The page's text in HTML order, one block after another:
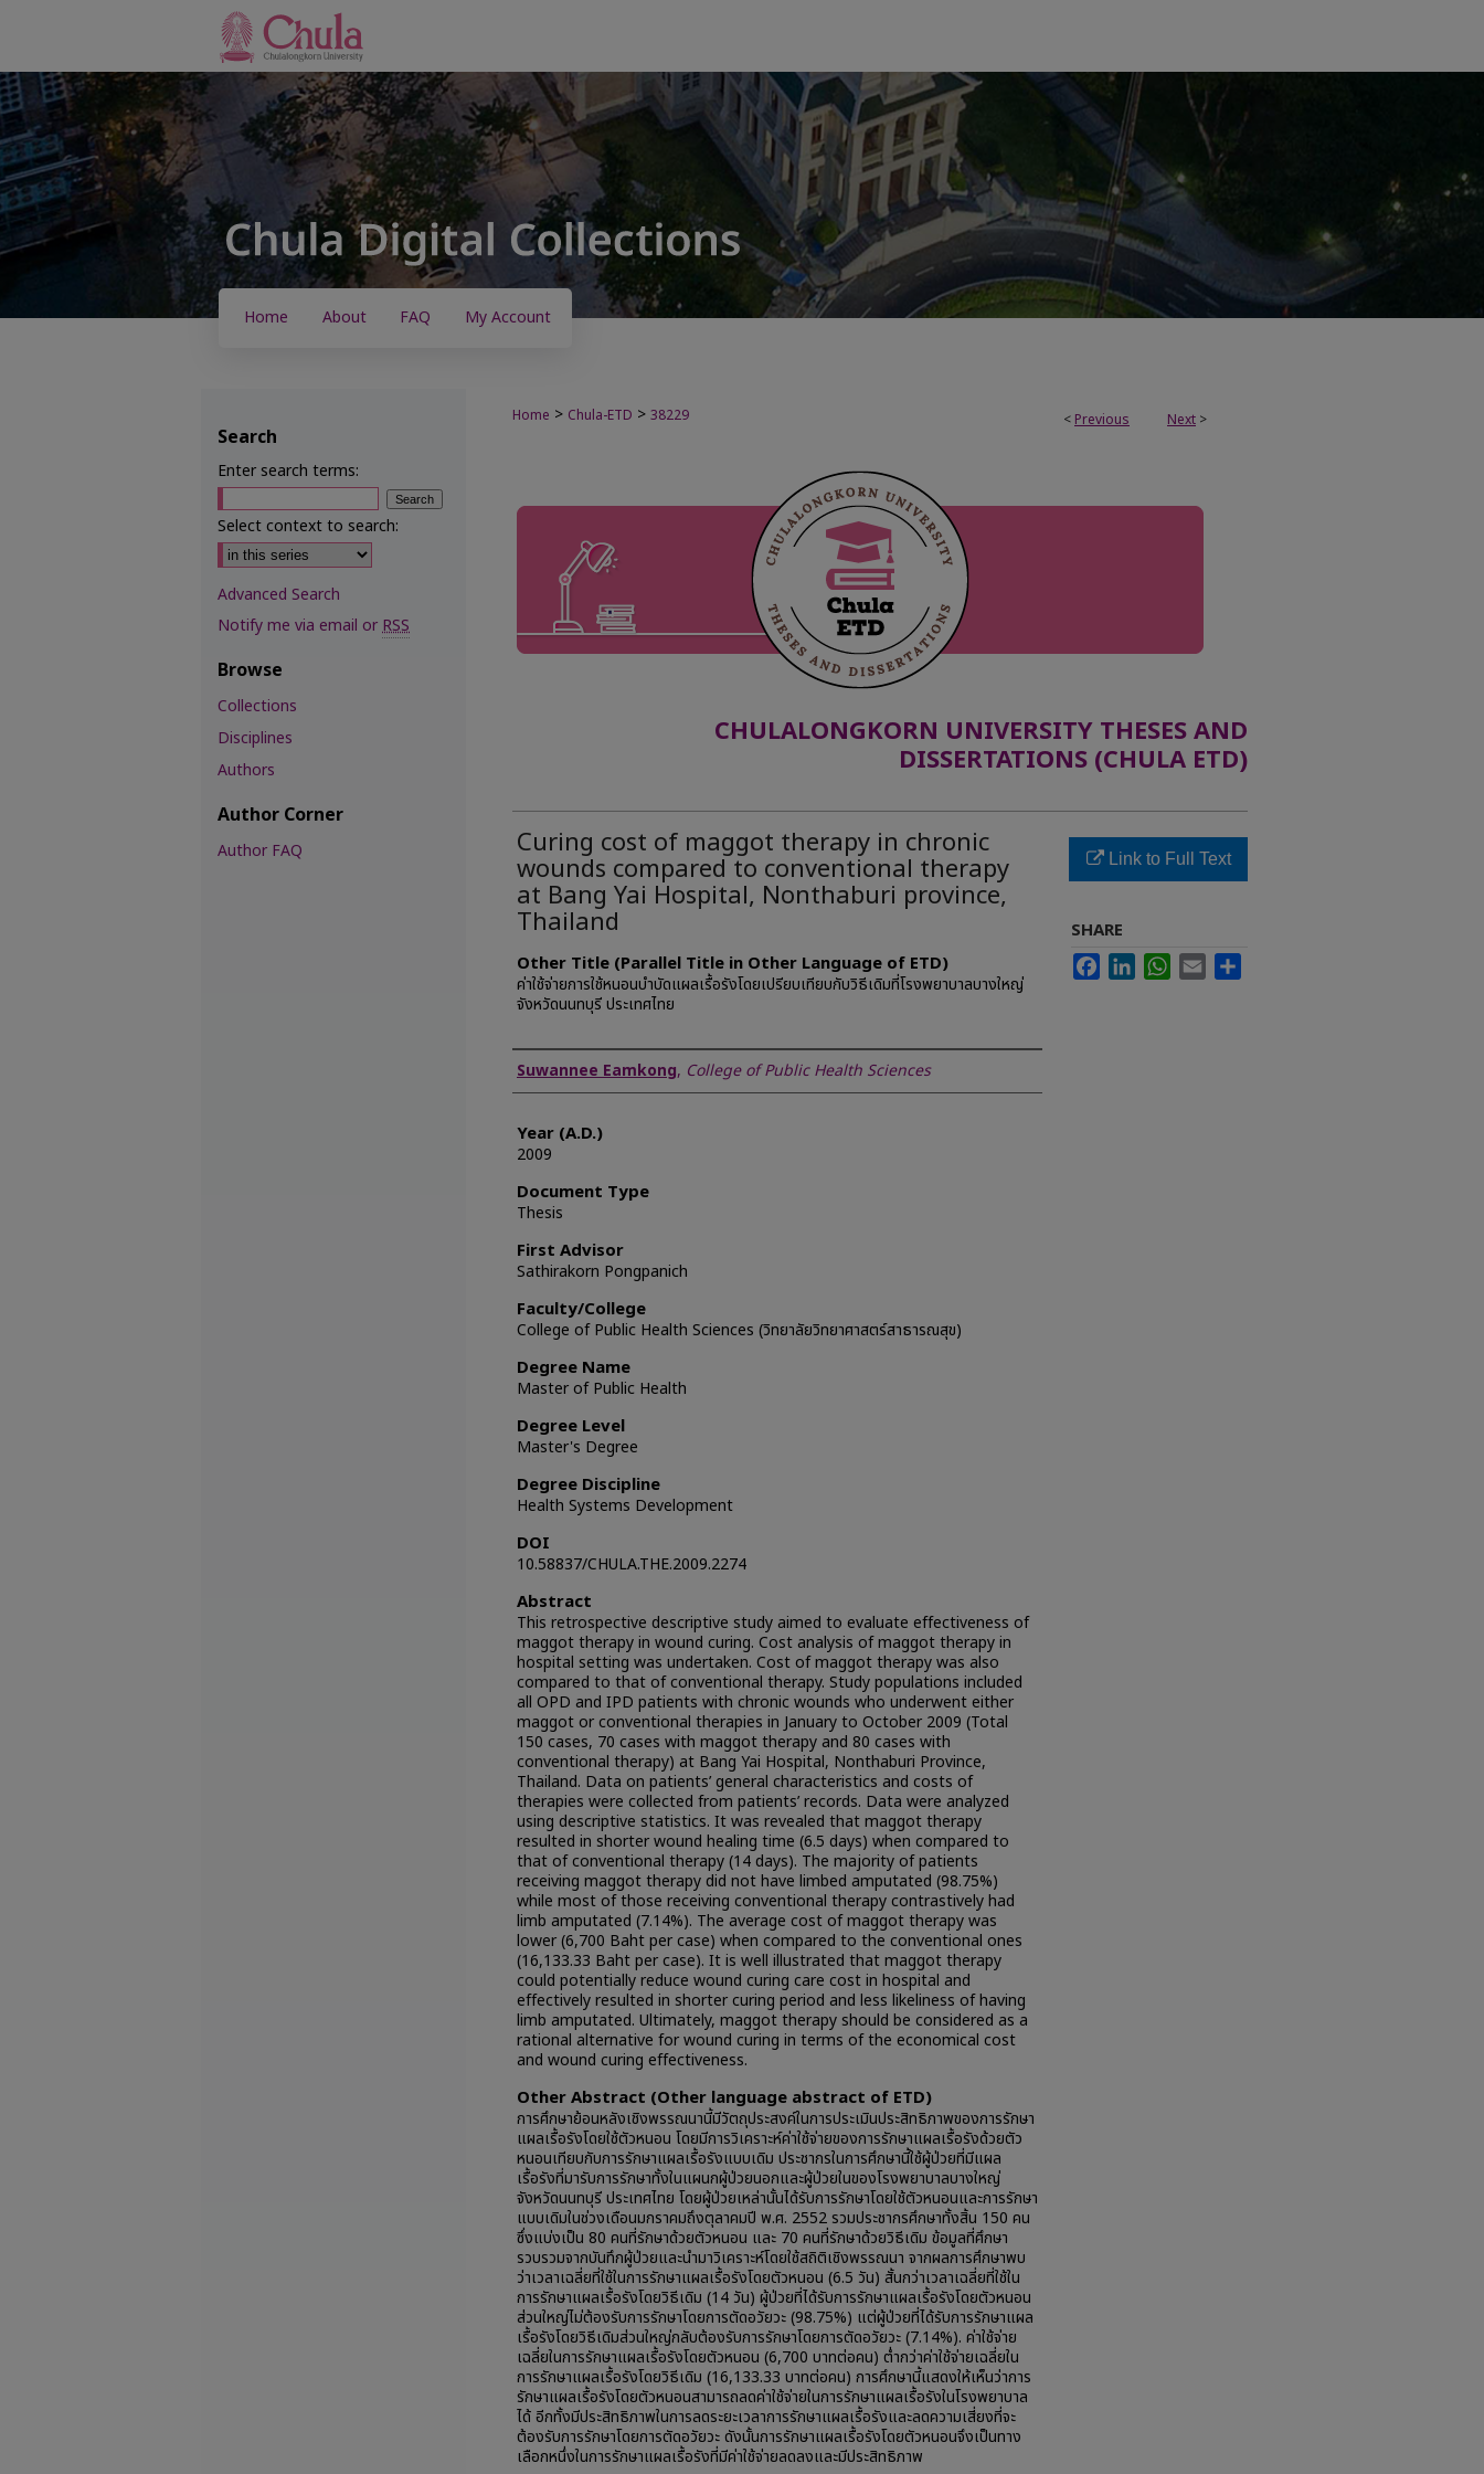
Home About FAQ My Account
< Previous Next >
Home > Chula-ETD > 38229
CHULALONGKORN UNIVERSITY THESES AND
DISSERTATIONS (CHULA ETD)
Curing cost of maggot therapy in chronic
wounds compared to conventional therapy
at Bang Yai Hospital, Nonthaburi province,
Thailand
Other Title (Parallel Title in Other Language of ETD)
ค่าใช้จ่ายการใช้หนอนบำบัดแผลเรื้อรังโดยเปรียบเทียบกับวิธีเดิมที่โรงพยาบาลบางใหญ่
จังหวัดนนทบุรี ประเทศไทย
Author
Suwannee Eamkong, College of Public Health Sciences
Year (A.D.)
2009
Document Type
Thesis
First Advisor
Sathirakorn Pongpanich
Faculty/College
College of Public Health Sciences (วิทยาลัยวิทยาศาสตร์สาธารณสุข)
Degree Name
Master of Public Health
Degree Level
Master's Degree
Degree Discipline
Health Systems Development
DOI
10.58837/CHULA.THE.2009.2274
Abstract
This retrospective descriptive study aimed to evaluate effectiveness of
maggot therapy in wound curing. Cost analysis of maggot therapy in
hospital setting was undertaken. Cost of maggot therapy was also
compared to that of conventional therapy. Study populations included
all OPD and IPD patients with chronic wounds who underwent either
maggot or conventional therapies in January to October 2009 (Total
150 cases, 70 cases with maggot therapy and 80 cases with
conventional therapy) at Bang Yai Hospital, Nonthaburi Province,
Thailand. Data on patients’ general characteristics and costs of
therapies were collected from patients’ records. Data were analyzed
using descriptive statistics. It was revealed that maggot therapy
resulted in shorter wound healing time (6.5 days) when compared to
that of conventional therapy (14 days). The majority of patients
receiving maggot therapy did not have limbed amputated (98.75%)
while most of those receiving conventional therapy contrastively had
limb amputated (7.14%). The average cost of maggot therapy was
lower (6,700 Baht per case) when compared to the conventional ones
(16,133.33 Baht per case). It is well illustrated that maggot therapy
could potentially reduce wound curing care cost in hospital and
effectively resulted in shorter curing period and less likeliness of having
limb amputated. Ultimately, maggot therapy should be considered as a
rational alternative for wound curing in terms of the economical cost
and wound curing effectiveness.
Other Abstract (Other language abstract of ETD)
การศึกษาย้อนหลังเชิงพรรณนานี้มีวัตถุประสงค์ในการประเมินประสิทธิภาพของการรักษา
แผลเรื้อรังโดยใช้ตัวหนอน โดยมีการวิเคราะห์ค่าใช้จ่ายของการรักษาแผลเรื้อรังด้วยตัว
หนอนเทียบกับการรักษาแผลเรื้อรังแบบเดิม ประชากรในการศึกษานี้ใช้ผู้ป่วยที่มีแผล
เรื้อรังที่มารับการรักษาทั้งในแผนกผู้ป่วยนอกและผู้ป่วยในของโรงพยาบาลบางใหญ่
จังหวัดนนทบุรี ประเทศไทย โดยผู้ป่วยเหล่านั้นได้รับการรักษาโดยใช้ตัวหนอนและการรักษา
แบบเดิมในช่วงเดือนมกราคมถึงตุลาคมปี พ.ศ. 2552 รวมประชากรศึกษาทั้งสิ้น 150 คน
ซึ่งแบ่งเป็น 80 คนที่รักษาด้วยตัวหนอน และ 70 คนที่รักษาด้วยวิธีเดิม ข้อมูลที่ศึกษา
รวบรวมจากบันทึกผู้ป่วยและนำมาวิเคราะห์โดยใช้สถิติเชิงพรรณนา จากผลการศึกษาพบ
ว่าเวลาเฉลี่ยที่ใช้ในการรักษาแผลเรื้อรังโดยตัวหนอน (6.5 วัน) สั้นกว่าเวลาเฉลี่ยที่ใช้ใน
การรักษาแผลเรื้อรังโดยวิธีเดิม (14 วัน) ผู้ป่วยที่ได้รับการรักษาแผลเรื้อรังโดยตัวหนอน
ส่วนใหญ่ไม่ต้องรับการรักษาโดยการตัดอวัยวะ (98.75%) แต่ผู้ป่วยที่ได้รับการรักษาแผล
เรื้อรังโดยวิธีเดิมส่วนใหญ่กลับต้องรับการรักษาโดยการตัดอวัยวะ (7.14%). ค่าใช้จ่าย
เฉลี่ยในการรักษาแผลเรื้อรังโดยตัวหนอน (6,700 บาทต่อคน) ต่ำกว่าค่าใช้จ่ายเฉลี่ยใน
การรักษาแผลเรื้อรังโดยวิธีเดิม (16,133.33 บาทต่อคน) การศึกษานี้แสดงให้เห็นว่าการ
รักษาแผลเรื้อรังโดยตัวหนอนสามารถลดค่าใช้จ่ายในการรักษาแผลเรื้อรังในโรงพยาบาล
ได้ อีกทั้งมีประสิทธิภาพในการลดระยะเวลาการรักษาแผลเรื้อรังและลดความเสี่ยงที่จะ
ต้องรับการรักษาโดยการตัดอวัยวะ ดังนั้นการรักษาแผลเรื้อรังโดยตัวหนอนจึงเป็นทาง
เลือกหนึ่งในการรักษาแผลเรื้อรังที่มีค่าใช้จ่ายลดลงและมีประสิทธิภาพ
Link to Full Text
SHARE
FacebookLinkedInWhatsApp
Email
Search
Enter search terms:
Select context to search:
Advanced Search
Notify me via email orRSS
Browse
Collections
Disciplines
Authors
Author Corner
Author FAQ